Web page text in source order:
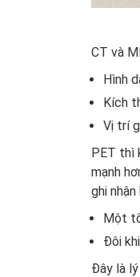
CT và
Hình
Kích
Vị trí
PET thì
mạnh
ghi
Một
Đôi
Đây là